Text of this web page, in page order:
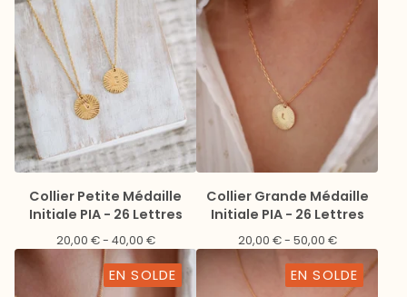
Collier Petite Médaille
Initiale PIA - 26 Lettres
20,00 €- 40,00 €
Collier Grande Médaille
Initiale PIA - 26 Lettres
20,00 €- 50,00 €
EN SOLDE EN SOLDE